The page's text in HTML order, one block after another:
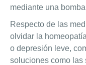
mediante una
Respecto de las
olvidar la
o depresión leve,
soluciones como las